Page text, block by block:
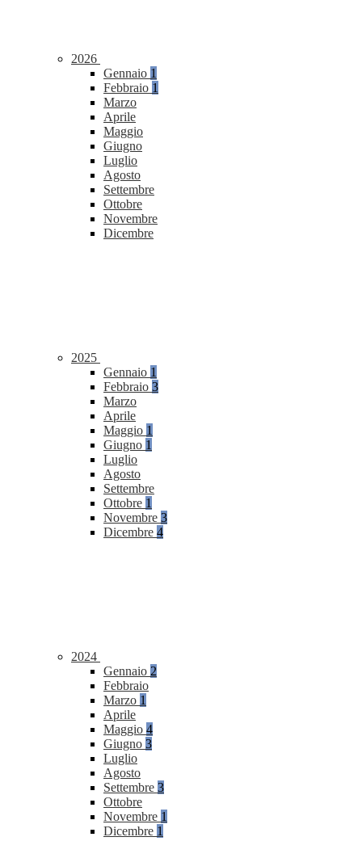
2026
Gennaio 1
Febbraio 1
Marzo
Aprile
Maggio
Giugno
Luglio
Agosto
Settembre
Ottobre
Novembre
Dicembre
2025
Gennaio 1
Febbraio 3
Marzo
Aprile
Maggio 1
Giugno 1
Luglio
Agosto
Settembre
Ottobre 1
Novembre 3
Dicembre 4
2024
Gennaio 2
Febbraio
Marzo 1
Aprile
Maggio 4
Giugno 3
Luglio
Agosto
Settembre 3
Ottobre
Novembre 1
Dicembre 1